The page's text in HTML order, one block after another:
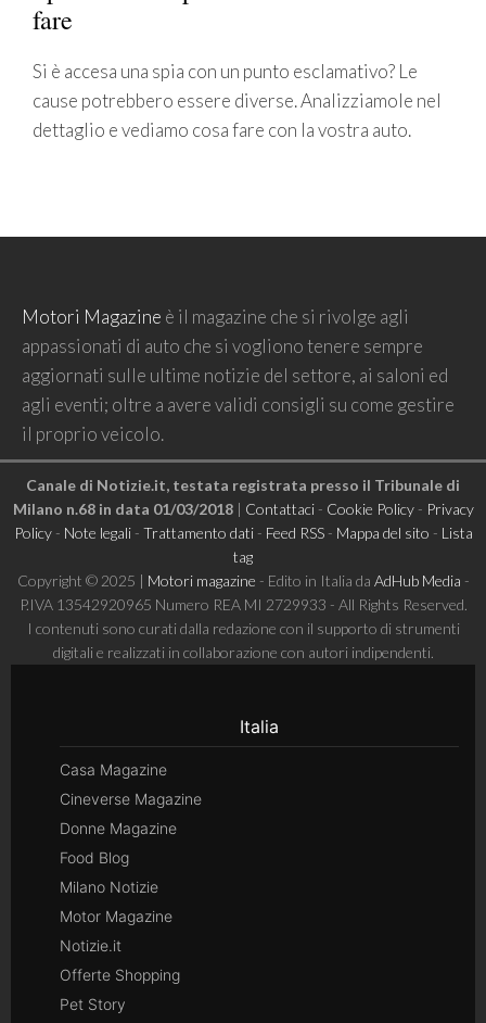
fare
Si è accesa una spia con un punto esclamativo? Le
cause potrebbero essere diverse. Analizziamole nel
dettaglio e vediamo cosa fare con la vostra auto.
Motori Magazine è il magazine che si rivolge agli
appassionati di auto che si vogliono tenere sempre
aggiornati sulle ultime notizie del settore, ai saloni ed
agli eventi; oltre a avere validi consigli su come gestire
il proprio veicolo.
Canale di Notizie.it, testata registrata presso il Tribunale di
Milano n.68 in data 01/03/2018| Contattaci- Cookie Policy- Privacy
Policy- Note legali- Trattamento dati- Feed RSS- Mappa del sito - Lista
tag
Copyright © 2025 | Motori magazine - Edito in Italia da AdHub Media -
P.IVA 13542920965 Numero REA MI 2729933 - All Rights Reserved.
I contenuti sono curati dalla redazione con il supporto di strumenti
digitali e realizzati in collaborazione con autori indipendenti.
Italia
Casa Magazine
Cineverse Magazine
Donne Magazine
Food Blog
Milano Notizie
Motor Magazine
Notizie.it
Offerte Shopping
Pet Story